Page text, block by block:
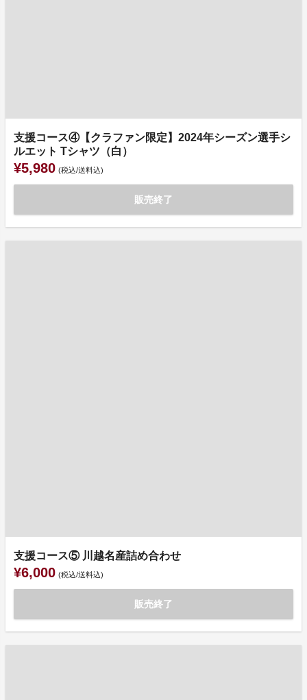
支援コース④【クラファン限定】2024年シーズン選手シ
ルエット Tシャツ（白）
¥5,980 (税込/送料込)
販売終了
支援コース⑤ 川越名産詰め合わせ
¥6,000 (税込/送料込)
販売終了